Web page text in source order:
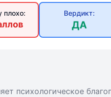
плохо: Вердикт:
ДА
психологическое